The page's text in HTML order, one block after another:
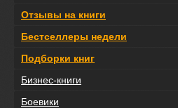
Отзывы на книги
Бестселлеры недели
Подборки книг
Бизнес-книги
Боевики